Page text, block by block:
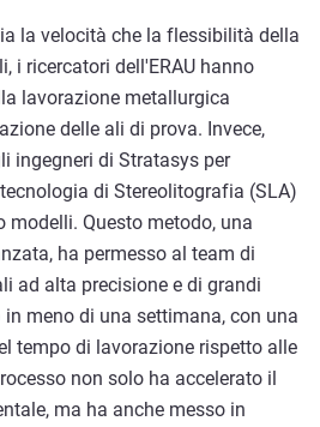
la velocità che la flessibilità della
i ricercatori dell'ERAU hanno
lavorazione metallurgica
delle ali di prova. Invece,
ingegneri di Stratasys per
di Stereolitografia (SLA)
modelli. Questo metodo, una
ha permesso al team di
ad alta precisione e di grandi
meno di una settimana, con una
tempo di lavorazione rispetto alle
non solo ha accelerato il
ma ha anche messo in